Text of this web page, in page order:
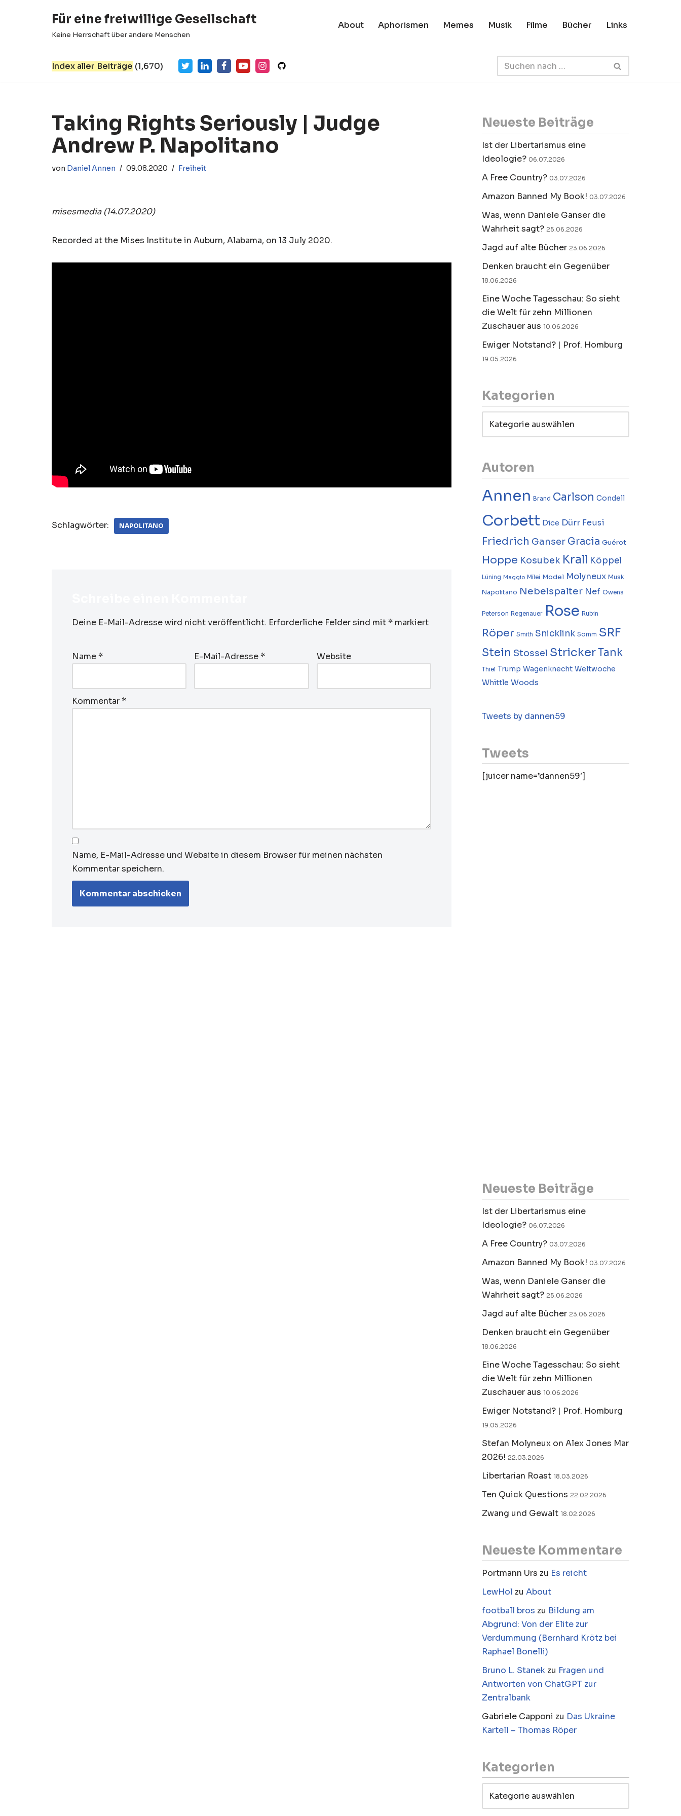
Für eine freiwillige Gesellschaft
Keine Herrschaft über andere Menschen
About Aphorismen Memes Musik Filme Bücher Links
Index aller Beiträge (1,670)
Taking Rights Seriously | Judge
Andrew P. Napolitano
von Daniel Annen 09.08.2020 Freiheit
misesmedia (14.07.2020)
Recorded at the Mises Institute in Auburn, Alabama, on 13 July 2020.
Schlagwörter: NAPOLITANO
Deine E-Mail-Adresse wird nicht veröffentlicht. Erforderliche Felder sind mit* markiert
Name* E-Mail-Adresse* Website
Kommentar*
Name, E-Mail-Adresse und Website in diesem Browser für meinen nächsten
Kommentar speichern.
Neueste Beiträge
Ist der Libertarismus eine
Ideologie? 06.07.2026
A Free Country? 03.07.2026
Amazon Banned My Book! 03.07.2026
Was, wenn Daniele Ganser die
Wahrheit sagt? 25.06.2026
Jagd auf alte Bücher 23.06.2026
Denken braucht ein Gegenüber
18.06.2026
Eine Woche Tagesschau: So sieht
die Welt für zehn Millionen
Zuschauer aus 10.06.2026
Ewiger Notstand? | Prof. Homburg
19.05.2026
Kategorien
Autoren
Annen Brand Carlson Condell
Corbett Dice Dürr Feusi
Friedrich Ganser Gracia Guérot
Hoppe Kosubek Krall Köppel
Lüning Maggio Milei Model Molyneux Musk
Napolitano Nebelspalter Nef Owens
Peterson Regenauer Rose Rubin
Röper Smith Snicklink Somm SRF
Stein Stossel StrickerTank
Thiel Trump Wagenknecht Weltwoche
Whittle Woods
Tweets by dannen59
Tweets
[juicer name=’dannen59′]
Neueste Beiträge
Ist der Libertarismus eine
Ideologie? 06.07.2026
A Free Country? 03.07.2026
Amazon Banned My Book! 03.07.2026
Was, wenn Daniele Ganser die
Wahrheit sagt? 25.06.2026
Jagd auf alte Bücher 23.06.2026
Denken braucht ein Gegenüber
18.06.2026
Eine Woche Tagesschau: So sieht
die Welt für zehn Millionen
Zuschauer aus 10.06.2026
Ewiger Notstand? | Prof. Homburg
19.05.2026
Stefan Molyneux on Alex Jones Mar
2026! 22.03.2026
Libertarian Roast 18.03.2026
Ten Quick Questions 22.02.2026
Zwang und Gewalt 18.02.2026
Neueste Kommentare
Portmann Urs zu Es reicht
LewHol zu About
football bros zu Bildung am
Abgrund: Von der Elite zur
Verdummung (Bernhard Krötz bei
Raphael Bonelli)
Bruno L. Stanek zu Fragen und
Antworten von ChatGPT zur
Zentralbank
Gabriele Capponi zu Das Ukraine
Kartell – Thomas Röper
Kategorien